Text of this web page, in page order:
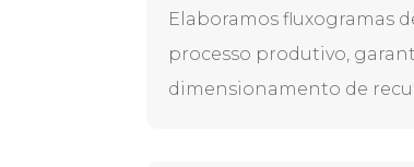
Elaboramos fluxogramas
processo produtivo,
dimensionamento de